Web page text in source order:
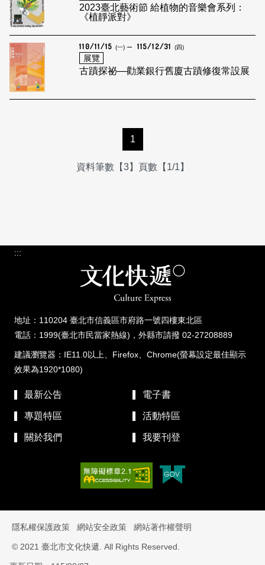
2023臺北藝術節 給植物的音樂會系列：
《植靜派對》
110/11/15 (一) 115/12/31 (四)
展覽
古蹟探祕—勸業銀行舊廈古蹟修復常設展
1
資料筆數【3】頁數【1/1】
:::
地址：110204 臺北市信義區市府路一號四樓東北區
電話：1999(臺北市民當家熱線)，外縣市請撥 02-27208889
建議瀏覽器：IE11.0以上、Firefox、Chrome(螢幕設定最佳顯示
效果為1920*1080)
最新公告 電子書
專題特區 活動特區
關於我們 我要刊登
隱私權保護政策 網站安全政策 網站著作權聲明
© 2021 臺北市文化快遞. All Rights Reserved.